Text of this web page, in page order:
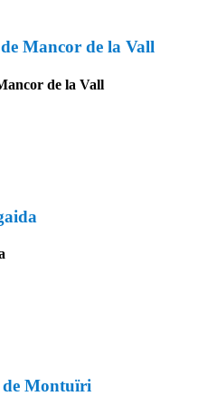
Mancor de la Vall
de la Vall
Montuïri